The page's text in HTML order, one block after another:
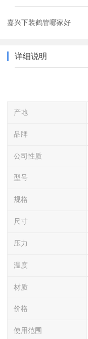
嘉兴下装鹤管哪家好
详细说明
产地
品牌
公司性质
型号
规格
尺寸
压力
温度
材质
价格
使用范围